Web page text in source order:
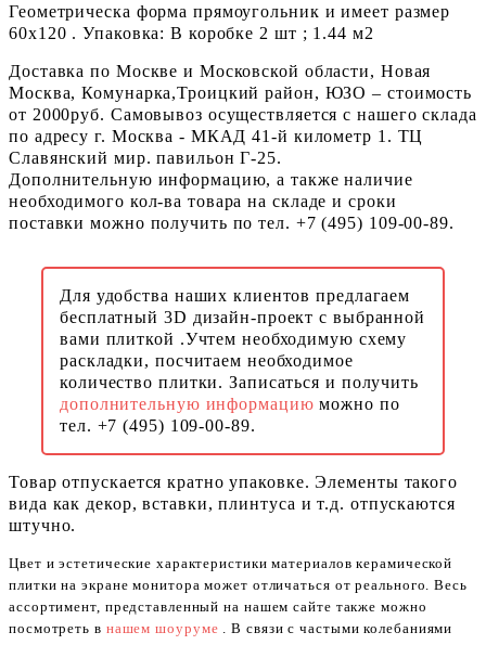
Геометрическа форма прямоугольник и имеет размер
60x120 . Упаковка: В коробке 2 шт ; 1.44 м2
Доставка по Москве и Московской области, Новая
Москва, Комунарка,Троицкий район, ЮЗО – стоимость
от 2000руб. Самовывоз осуществляется с нашего склада
по адресу г. Москва - МКАД 41-й километр 1. ТЦ
Славянский мир. павильон Г-25.
Дополнительную информацию, а также наличие
необходимого кол-ва товара на складе и сроки
поставки можно получить по тел. +7 (495) 109-00-89.
Для удобства наших клиентов предлагаем
бесплатный 3D дизайн-проект с выбранной
вами плиткой .Учтем необходимую схему
раскладки, посчитаем необходимое
количество плитки. Записаться и получить
дополнительную информациюможно по
тел. +7 (495) 109-00-89.
Товар отпускается кратно упаковке. Элементы такого
вида как декор, вставки, плинтуса и т.д. отпускаются
штучно.
Цвет и эстетические характеристики материалов керамической
плитки на экране монитора может отличаться от реального. Весь
ассортимент, представленный на нашем сайте также можно
посмотреть в нашем шоуруме . В связи с частыми колебаниями